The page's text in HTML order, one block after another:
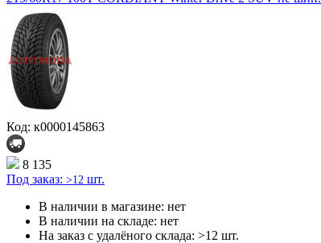
Код: к0000145863
8 135
Под заказ: >12 шт.
В наличии в магазине: нет
В наличии на складе: нет
На заказ с удалёного склада: >12 шт.